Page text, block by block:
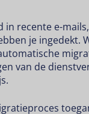
in recente e-mails,
je ingedekt.
van de